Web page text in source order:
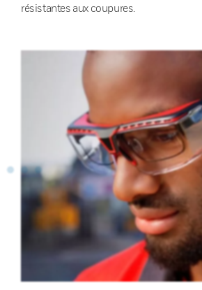
résistantes aux coupures.